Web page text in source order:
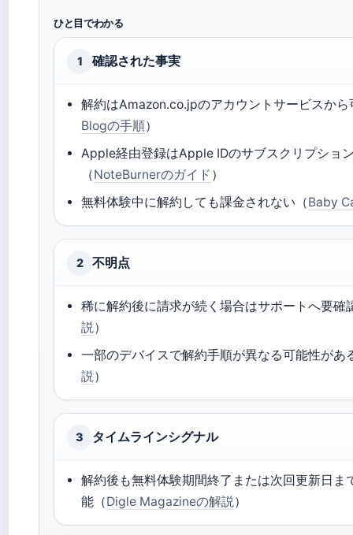
ひと目でわかる
1 確認された事実
解約はAmazon.co.jpのアカウントサービスから
Blogの手順）
Apple経由登録はApple IDのサブスクリプショ
（NoteBurnerのガイド ）
無料体験中に解約しても課金されない（Baby
2 不明点
稀に解約後に請求が続く場合はサポートへ要確
説）
一部のデバイスで解約手順が異なる可能性があ
説）
3 タイムラインシグナル
解約後も無料体験期間終了または次回更新日ま
能（Digle Magazineの解説）